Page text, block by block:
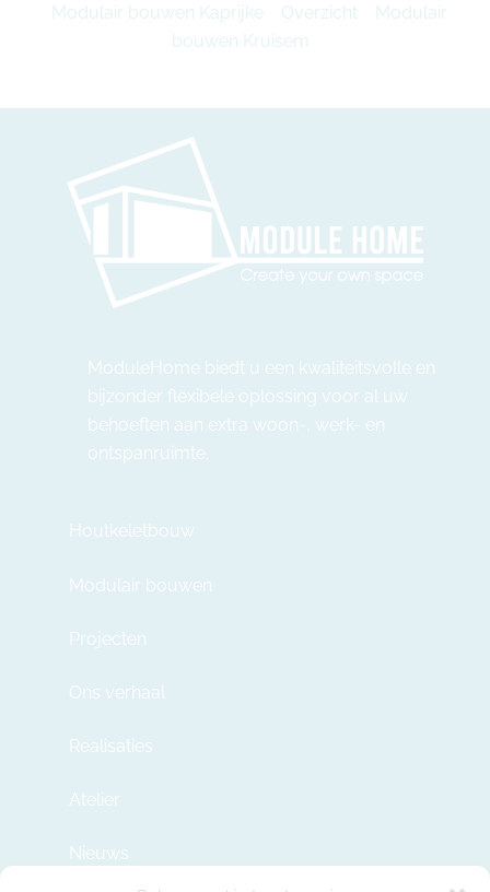
Modulair bouwen Kaprijke Overzicht
Modulair
bouwen Kruisem
ModuleHome biedt u een kwaliteitsvolle en
bijzonder flexibele oplossing voor al uw
behoeften aan extra woon-, werk- en
ontspanruimte.
Houtkeletbouw
Modulair bouwen
Projecten
Ons verhaal
Realisaties
Atelier
Nieuws